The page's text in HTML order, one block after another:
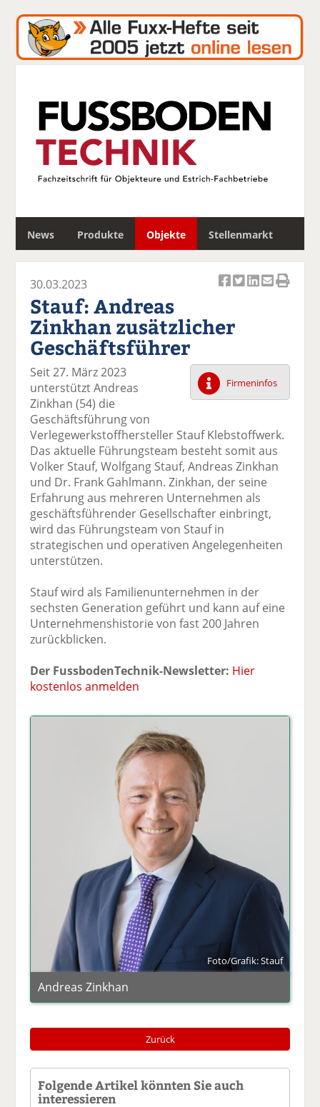
News Produkte Objekte Stellenmarkt
c
k
uf
F
ac
b
o
o
k
te
il
e
n
k
wi
tt
er
uf
Li
n
e
di
n
te
il
e
er
E
m
l
v
er
se
d
n
ck
e
30.03.2023
Stauf: Andreas
Zinkhan zusätzlicher
Geschäftsführer
Firmeninfos
Seit 27. März 2023
unterstützt Andreas
Zinkhan (54) die
Geschäftsführung von
Verlegewerkstoffhersteller Stauf Klebstoffwerk.
Das aktuelle Führungsteam besteht somit aus
Volker Stauf, Wolfgang Stauf, Andreas Zinkhan
und Dr. Frank Gahlmann. Zinkhan, der seine
Erfahrung aus mehreren Unternehmen als
geschäftsführender Gesellschafter einbringt,
wird das Führungsteam von Stauf in
strategischen und operativen Angelegenheiten
unterstützen.
Stauf wird als Familienunternehmen in der
sechsten Generation geführt und kann auf eine
Unternehmenshistorie von fast 200 Jahren
zurückblicken.
Der FussbodenTechnik-Newsletter: Hier
kostenlos anmelden
Foto/Grafik: Stauf
Andreas Zinkhan
Zurück
Folgende Artikel könnten Sie auch
interessieren